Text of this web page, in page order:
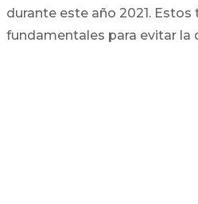
durante este año 2021.
fundamentales para evitar